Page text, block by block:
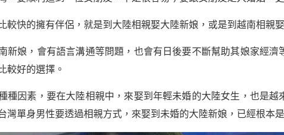
較快的擁有伴侶，就是到大陸相親娶大陸新娘，或是到越南相親
新娘，會有語言溝通等問題，也會有日後要不斷幫助其娘家經濟
較好的選擇。
種因素，要在大陸相親中，來娶到年輕未婚的大陸女生，也是越
灣單身男性要透過相親方式，來娶到未婚的大陸新娘，已經根本